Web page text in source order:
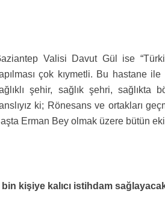
Valisi Davut Gül ise
çok kıymetli. Bu hastane
şehir, sağlık şehri, sağlıkta
ki; Rönesans ve ortakları
Erman Bey olmak üzere bütün
bin kişiye kalıcı istihdam